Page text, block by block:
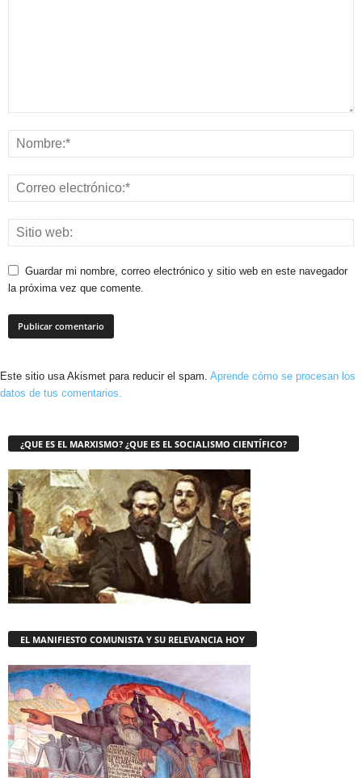
Guardar mi nombre, correo electrónico y sitio web en este navegador
la próxima vez que comente.
Este sitio usa Akismet para reducir el spam. Aprende cómo se procesan los
datos de tus comentarios.
¿QUE ES EL MARXISMO? ¿QUE ES EL SOCIALISMO CIENTÍFICO?
EL MANIFIESTO COMUNISTA Y SU RELEVANCIA HOY